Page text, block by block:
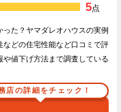
5点
た？ヤマダレオハウスの実例
どの住宅性能など口コミで評
値下げ方法まで調査している
店の詳細をチェック！